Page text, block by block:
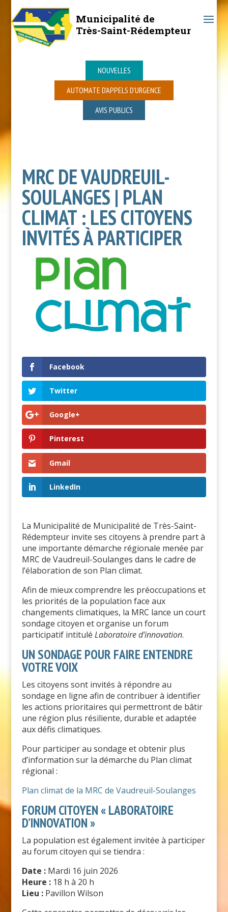
Municipalité de
Très-Saint-Rédempteur
NOUVELLES
AUTOMATE D’APPELS D’URGENCE
AVIS PUBLICS
MRC DE VAUDREUIL-
SOULANGES | PLAN
CLIMAT : LES CITOYENS
INVITÉS À PARTICIPER
Facebook
Twitter
Google+
Pinterest
Gmail
LinkedIn
La Municipalité de Municipalité de Très-Saint-
Rédempteurinvite ses citoyens à prendre part à
une importante démarche régionale menée par
MRC de Vaudreuil-Soulanges dans le cadre de
l’élaboration de son Plan climat.
Afin de mieux comprendre les préoccupations et
les priorités de la population face aux
changements climatiques, la MRC lance un court
sondage citoyen et organise un forum
participatif intitulé Laboratoire d’innovation.
UN SONDAGE POUR FAIRE ENTENDRE
VOTRE VOIX
Les citoyens sont invités à répondre au
sondage en ligne afin de contribuer à identifier
les actions prioritaires qui permettront de bâtir
une région plus résiliente, durable et adaptée
aux défis climatiques.
Pour participer au sondage et obtenir plus
d’information sur la démarche du Plan climat
régional :
Plan climat de la MRC de Vaudreuil-Soulanges
FORUM CITOYEN « LABORATOIRE
D’INNOVATION »
La population est également invitée à participer
au forum citoyen qui se tiendra :
Date :Mardi 16 juin 2026
Heure :18 h à 20 h
Lieu : Pavillon Wilson